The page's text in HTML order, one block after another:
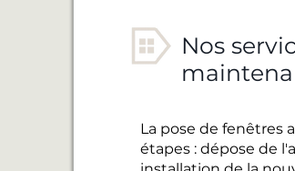
Nos
La pose de fenêtres
étapes : dépose de